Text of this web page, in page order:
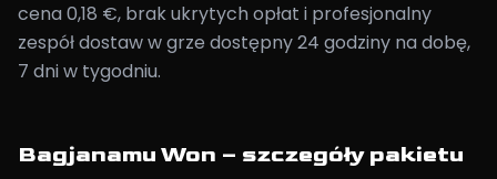
cena 0,18 €, brak ukrytych opłat i profesjonalny
zespół dostaw w grze dostępny 24 godziny na dobę,
7 dni w tygodniu.
Bagjanamu Won – szczegóły pakietu